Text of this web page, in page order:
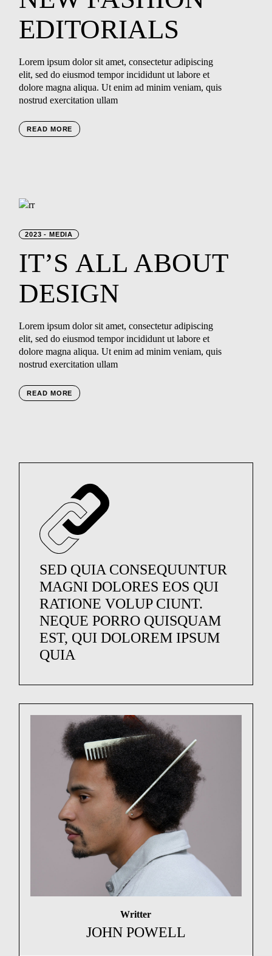
EDITORIALS
Lorem ipsum dolor sit amet, consectetur adipiscing
elit, sed do eiusmod tempor incididunt ut labore et
dolore magna aliqua. Ut enim ad minim veniam, quis
nostrud exercitation ullam
READ MORE
2023 MEDIA
IT’SALL ABOUT
DESIGN
Lorem ipsum dolor sit amet, consectetur adipiscing
elit, sed do eiusmod tempor incididunt ut labore et
dolore magna aliqua. Ut enim ad minim veniam, quis
nostrud exercitation ullam
READ MORE
SED QUIA CONSEQUUNTUR
MAGNI DOLORES EOS QUI
RATIONE VOLUP CIUNT.
NEQUE PORRO QUISQUAM
EST, QUI DOLOREM IPSUM
QUIA
Writter
JOHN POWELL